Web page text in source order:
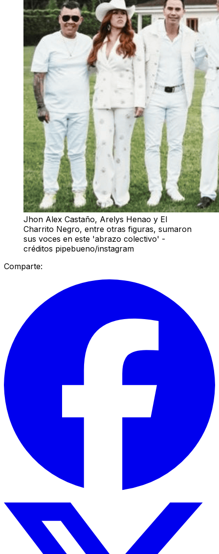
Jhon Alex Castaño, Arelys Henao y El
Charrito Negro, entre otras figuras, sumaron
sus voces en este 'abrazo colectivo' -
créditos pipebueno/instagram
Comparte: